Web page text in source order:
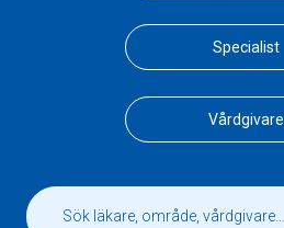
Specialist
Vårdgivare